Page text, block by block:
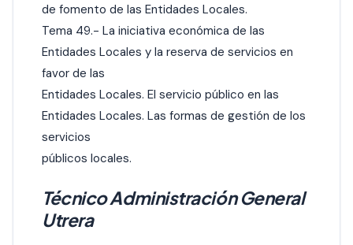
de fomento de las Entidades Locales.
Tema 49.- La iniciativa económica de las
Entidades Locales y la reserva de servicios en
favor de las
Entidades Locales. El servicio público en las
Entidades Locales. Las formas de gestión de los
servicios
públicos locales.
Técnico Administración General
Utrera